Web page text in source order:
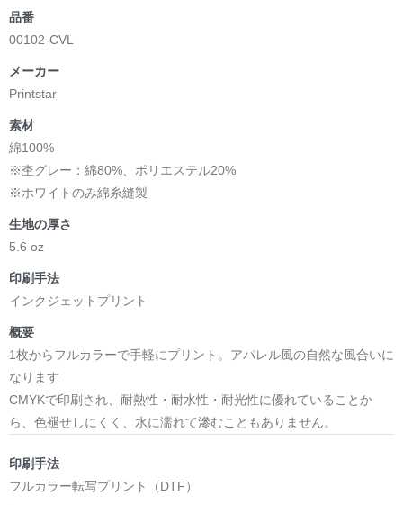
品番
00102-CVL
メーカー
Printstar
素材
綿100%
※杢グレー：綿80%、ポリエステル20%
※ホワイトのみ綿糸縫製
生地の厚さ
5.6 oz
印刷手法
インクジェットプリント
概要
1枚からフルカラーで手軽にプリント。アパレル風の自然な風合いに
なります
CMYKで印刷され、耐熱性・耐水性・耐光性に優れていることか
ら、色褪せしにくく、水に濡れて滲むこともありません。
印刷手法
フルカラー転写プリント（DTF）